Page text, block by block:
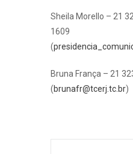
Sheila Morello – 21
1609
(
Bruna França – 21
(brunafr@tcerj.tc.br)